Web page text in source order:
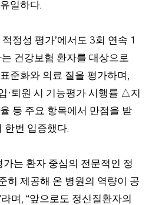
일하다.
정성 평가’에서도3회 연속 1
건강보험 환자를 대상으로
준화와 의료 질을 평가하며 ,
·퇴원 시 기능평가 시행률 △지
등 주요 항목에서 만점을 받
한번 입증했다.
가는 환자 중심의 전문적인 정
히 제공해 온 병원의 역량이 공
라며 , “앞으로도 정신질환자의